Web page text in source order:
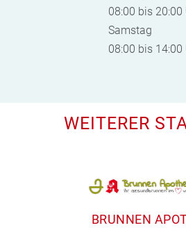
08:00 bis 20:00
Samstag
08:00 bis 14:00
WEITERER
BRUNNEN